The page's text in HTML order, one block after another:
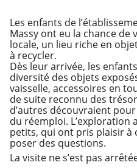
Les enfants de
Massy ont eu la chance
locale, un lieu riche en
à recycler.
Dès leur arrivée, les
diversité des objets
vaisselle, accessoires en
de suite reconnu des
d’autres découvraient
du réemploi. L’exploration
petits, qui ont pris plaisir à
poser des questions.
La visite ne s’est pas